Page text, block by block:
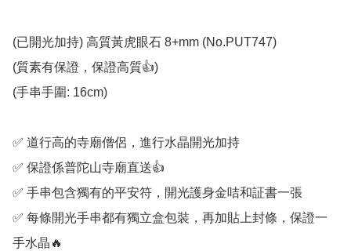
(已開光加持) 高質黃虎眼石 8+mm (No.PUT747)
(質素有保證，保證高質👍)
(手串手圍: 16cm)
✅️ 道行高的寺廟僧侶，進行水晶開光加持
✅️ 保證係普陀山寺廟直送👍
✅️ 手串包含獨有的平安符，開光護身金咭和証書一張
✅️ 每條開光手串都有獨立盒包裝，再加貼上封條，保證一
手水晶🔥